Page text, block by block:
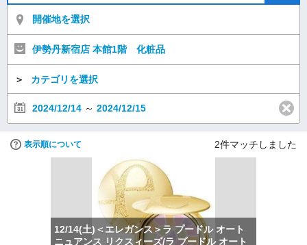
開催地を選択
伊勢丹新宿店 本館1階 化粧品
＞ カテゴリを選択
2024/12/14 ～ 2024/12/15
表示順について 2件マッチしました
12/14(土)＜エレガンス＞ラ プードル オート
ニュアンス リクスィーズ/ラ プードル オート